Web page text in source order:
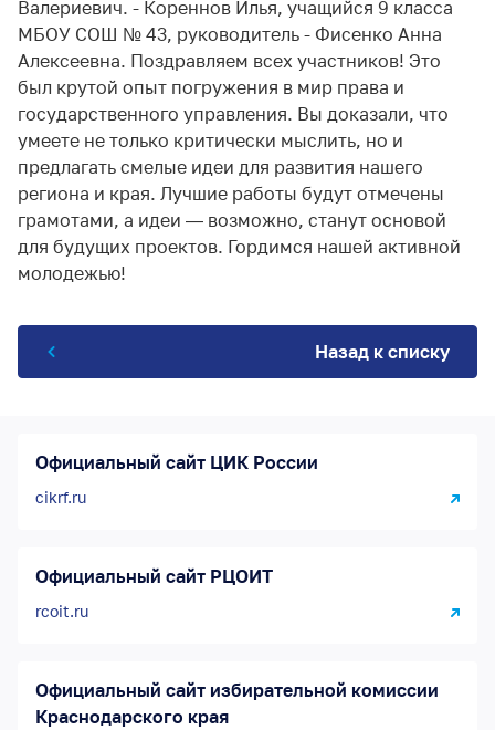
Валериевич. - Кореннов Илья, учащийся 9 класса
МБОУ СОШ № 43, руководитель - Фисенко Анна
Алексеевна. Поздравляем всех участников! Это
был крутой опыт погружения в мир права и
государственного управления. Вы доказали, что
умеете не только критически мыслить, но и
предлагать смелые идеи для развития нашего
региона и края. Лучшие работы будут отмечены
грамотами, а идеи — возможно, станут основой
для будущих проектов. Гордимся нашей активной
молодежью!
Назад к списку
Официальный сайт ЦИК России
cikrf.ru
Официальный сайт РЦОИТ
rcoit.ru
Официальный сайт избирательной комиссии
Краснодарского края